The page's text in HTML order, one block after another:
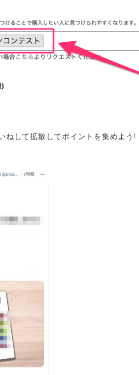
して拡散してポイントを集めよう!